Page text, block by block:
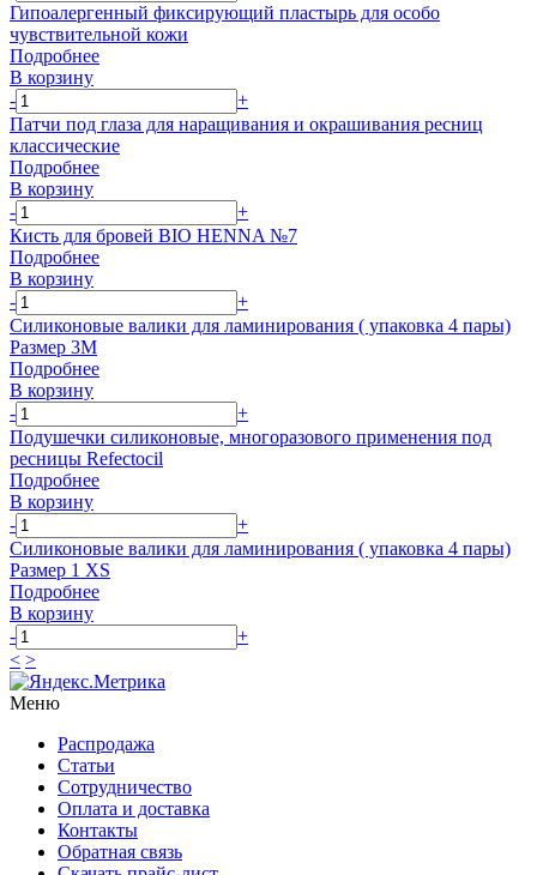
Гипоалергенный фиксирующий пластырь для особо
чувствительной кожи
Подробнее
В корзину
-
+
Патчи под глаза для наращивания и окрашивания ресниц
классические
Подробнее
В корзину
-
+
Кисть для бровей BIO HENNA №7
Подробнее
В корзину
-
+
Силиконовые валики для ламинирования ( упаковка 4 пары)
Размер 3M
Подробнее
В корзину
-
+
Подушечки силиконовые, многоразового применения под
ресницы Refectocil
Подробнее
В корзину
-
+
Силиконовые валики для ламинирования ( упаковка 4 пары)
Размер 1 XS
Подробнее
В корзину
-
+
< >
Меню
Распродажа
Статьи
Сотрудничество
Оплата и доставка
Контакты
Обратная связь